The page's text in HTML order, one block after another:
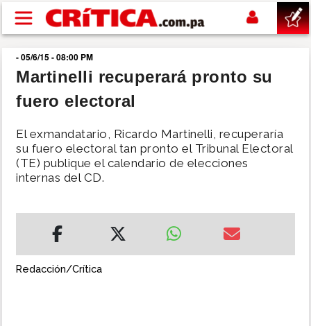
Pasar al contenido principal
buscar
SUCESOS
NACIONAL
POLÍTICA
DEPORTES
- 05/6/15 - 08:00 PM
Martinelli recuperará pronto su
fuero electoral
El exmandatario, Ricardo Martinelli, recuperaría
su fuero electoral tan pronto el Tribunal Electoral
(TE) publique el calendario de elecciones
internas del CD.
Redacción/Crítica